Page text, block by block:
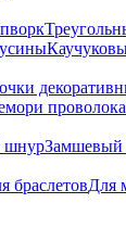
проволока
шнур
браслетовДля